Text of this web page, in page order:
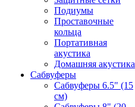
Подиумы
Проставочные
кольца
Портативная
акустика
Домашняя акустика
Сабвуферы
Сабвуферы 6.5" (15
см)